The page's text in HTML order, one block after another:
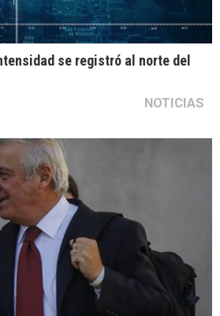
se registró al norte del
NOTICIAS